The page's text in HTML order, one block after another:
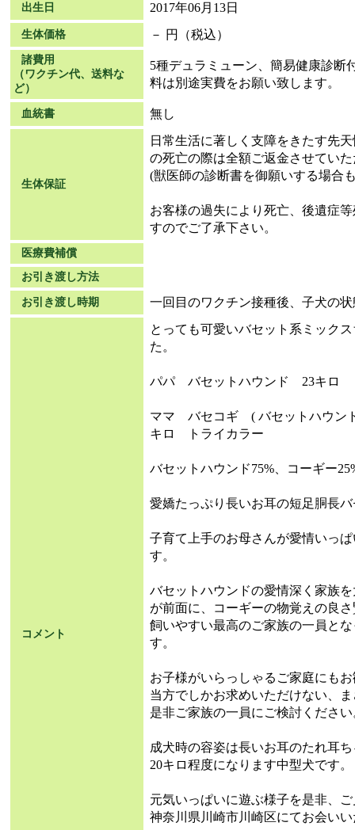
出生日 2017年06月13日
生体価格 － 円（税込）
諸費用
（ワクチン代、送料な
ど）
5種デュラミューン、簡易健康
料は別途実費をお願い致します。
血統書 無し
生体保証
日常生活に著しく支障をきたす先
の死亡の際は全額ご返金させてい
(獣医師の診断書を御願いする場合
お客様の過失により死亡、後遺症
すのでご了承下さい。
医療費補償
お引き渡し方法
お引き渡し時期 一回目のワクチン接種後、子犬の
コメント
とっても可愛いバセット系ミック
た。
パパ バセットハウンド 23キロ
ママ バセコギ ( バセットハウ
キロ トライカラー
バセットハウンド75%、コーギー
愛嬌たっぷり長いお耳の短足胴長
子育て上手のお母さんが愛情いっ
す。
バセットハウンドの愛情深く家族
が前面に、コーギーの物覚えの良
飼いやすい最高のご家族の一員と
す。
お子様がいらっしゃるご家庭にも
当方でしかお求めいただけない、
是非ご家族の一員にご検討ください
成犬時の容姿は長いお耳のたれ耳
20キロ程度になります中型犬です。
元気いっぱいに遊ぶ様子を是非、
神奈川県川崎市川崎区にてお会い